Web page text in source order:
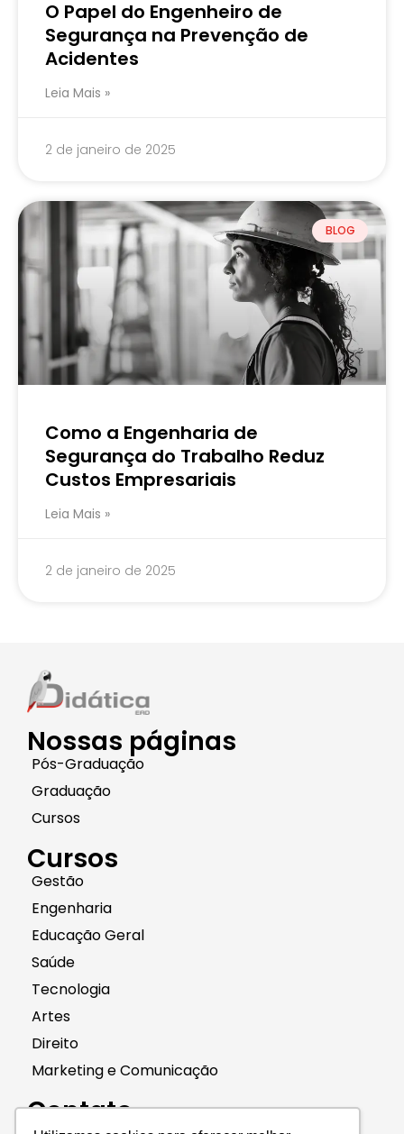
O Papel do Engenheiro de
Segurança na Prevenção de
Acidentes
Leia Mais »
2 de janeiro de 2025
BLOG
Como a Engenharia de
Segurança do Trabalho Reduz
Custos Empresariais
Leia Mais »
2 de janeiro de 2025
Nossas páginas
Pós-Graduação
Graduação
Cursos
Cursos
Gestão
Engenharia
Educação Geral
Saúde
Tecnologia
Artes
Direito
Marketing e Comunicação
Contato